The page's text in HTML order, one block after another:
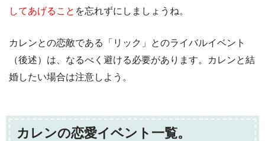
してあげること を忘れずにしましょうね。
カレンとの恋敵である「リック」とのライバルイベント
（後述）は、なるべく避ける必要があります。カレンと結
婚したい場合は注意しよう。
カレンの恋愛イベント一覧。